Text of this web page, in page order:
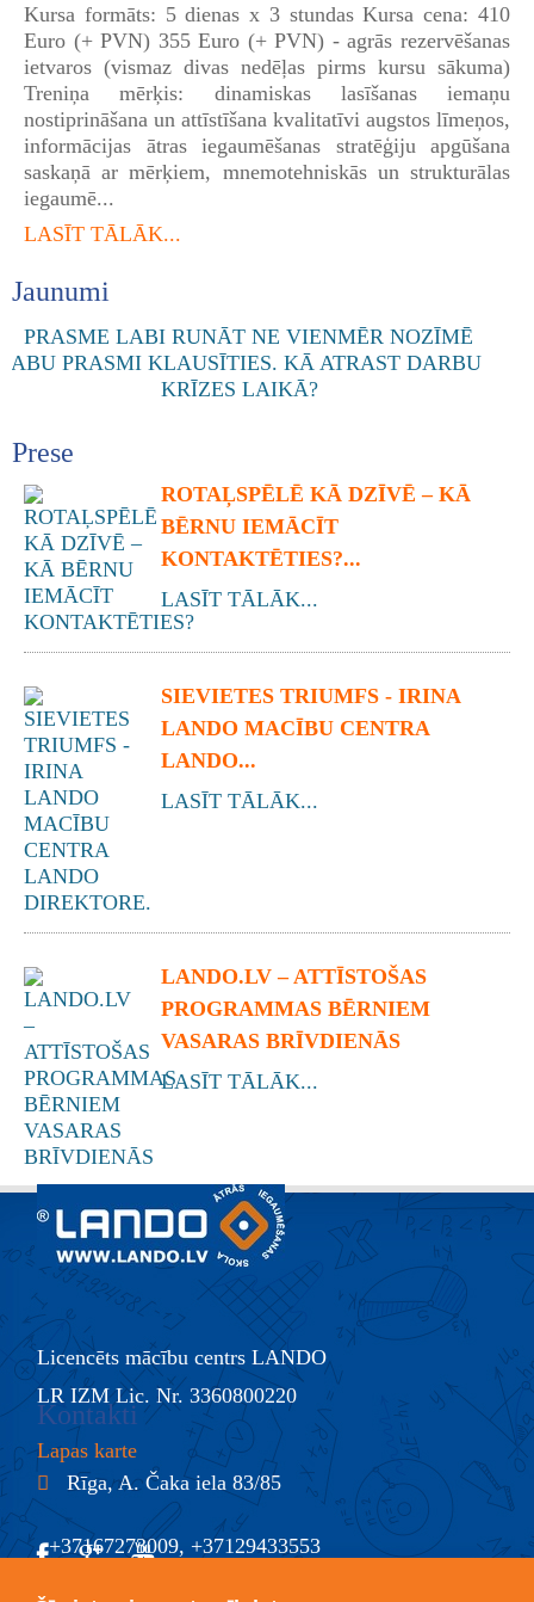
Kursa formāts: 5 dienas x 3 stundas Kursa cena: 410
Euro (+ PVN) 355 Euro (+ PVN) - agrās rezervēšanas
ietvaros (vismaz divas nedēļas pirms kursu sākuma)
Treniņa mērķis: dinamiskas lasīšanas iemaņu
nostiprināšana un attīstīšana kvalitatīvi augstos līmeņos,
informācijas ātras iegaumēšanas stratēģiju apgūšana
saskaņā ar mērķiem, mnemotehniskās un strukturālas
iegaumē...
LASĪT TĀLĀK...
Jaunumi
Prese
ROTAĻSPĒLĒ KĀ DZĪVĒ – KĀ
BĒRNU IEMĀCĪT
KONTAKTĒTIES?...
LASĪT TĀLĀK...
SIEVIETES TRIUMFS - IRINA
LANDO MACĪBU CENTRA
LANDO...
LASĪT TĀLĀK...
LANDO.LV – ATTĪSTOŠAS
PROGRAMMAS BĒRNIEM
VASARAS BRĪVDIENĀS
LASĪT TĀLĀK...
Licencēts mācību centrs LANDO
LR IZM Lic. Nr. 3360800220
Lapas karte
Kontakti
Rīga, A. Čaka iela 83/85
+37167273009, +37129433553